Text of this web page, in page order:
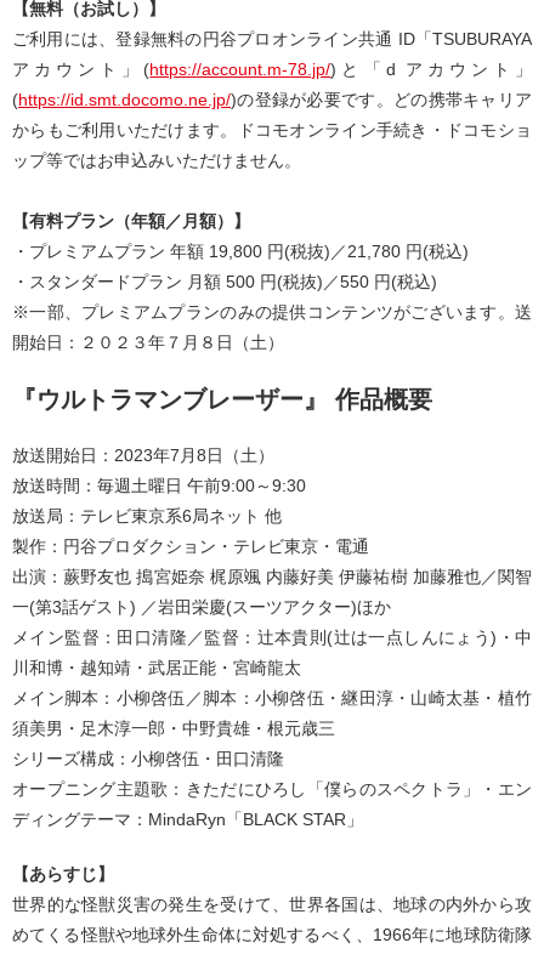
【無料（お試し）】
ご利用には、登録無料の円谷プロオンライン共通 ID「TSUBURAYA
アカウント」(https://account.m-78.jp/)と「d アカウント」
(https://id.smt.docomo.ne.jp/)の登録が必要です。どの携帯キャリア
からもご利用いただけます。ドコモオンライン手続き・ドコモショ
ップ等ではお申込みいただけません。
【有料プラン（年額／月額）】
・プレミアムプラン 年額 19,800 円(税抜)／21,780 円(税込)
・スタンダードプラン 月額 500 円(税抜)／550 円(税込)
※一部、プレミアムプランのみの提供コンテンツがございます。送
開始日：２０２３年７月８日（土）
『ウルトラマンブレーザー』 作品概要
放送開始日：2023年7月8日（土）
放送時間：毎週土曜日 午前9:00～9:30
放送局：テレビ東京系6局ネット 他
製作：円谷プロダクション・テレビ東京・電通
出演：蕨野友也 搗宮姫奈 梶原颯 内藤好美 伊藤祐樹 加藤雅也／関智
一(第3話ゲスト) ／岩田栄慶(スーツアクター)ほか
メイン監督：田口清隆／監督：辻本貴則(辻は一点しんにょう)・中
川和博・越知靖・武居正能・宮崎龍太
メイン脚本：小柳啓伍／脚本：小柳啓伍・継田淳・山崎太基・植竹
須美男・足木淳一郎・中野貴雄・根元歳三
シリーズ構成：小柳啓伍・田口清隆
オープニング主題歌：きただにひろし「僕らのスペクトラ」・エン
ディングテーマ：MindaRyn「BLACK STAR」
【あらすじ】
世界的な怪獣災害の発生を受けて、世界各国は、地球の内外から攻
めてくる怪獣や地球外生命体に対処するべく、1966年に地球防衛隊